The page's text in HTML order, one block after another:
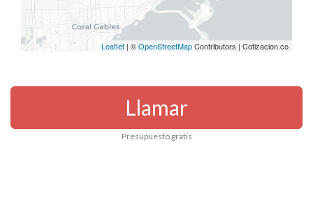
Leaflet | ©OpenStreetMapContributors | Cotizacion.co
Llamar
Presupuesto gratis